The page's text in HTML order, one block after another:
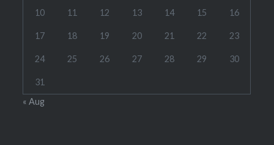
10 11 12 13 14 15 16
17 18 19 20 21 22 23
24 25 26 27 28 29 30
31
« Aug